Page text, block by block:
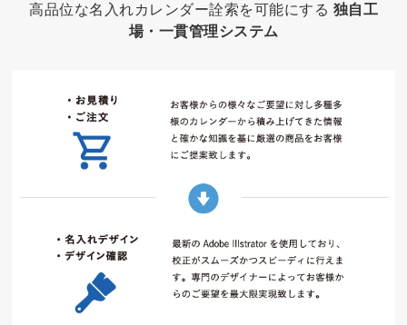
高品位な名入れカレンダー詮索を可能にする 独自工
場・一貫管理システム